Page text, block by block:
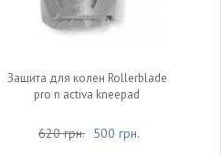
Защита для колен Rollerblade
pro n activa kneepad
620 грн. 500 грн.